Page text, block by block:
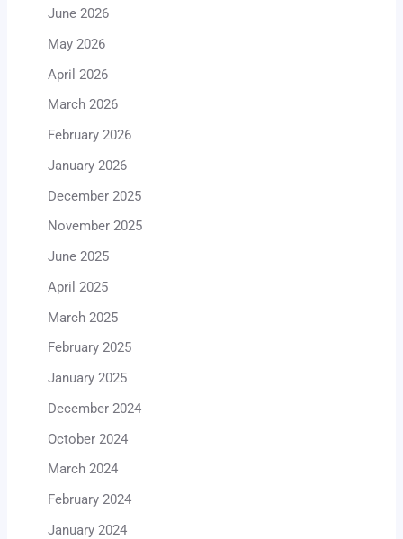
June 2026
May 2026
April 2026
March 2026
February 2026
January 2026
December 2025
November 2025
June 2025
April 2025
March 2025
February 2025
January 2025
December 2024
October 2024
March 2024
February 2024
January 2024